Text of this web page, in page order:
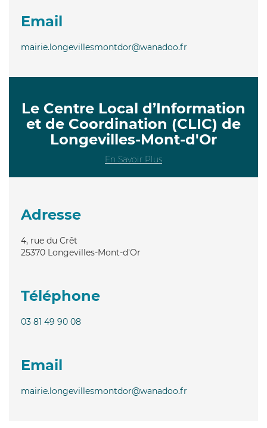
Email
mairie.longevillesmontdor@wanadoo.fr
Le Centre Local d’Information
et de Coordination (CLIC) de
Longevilles-Mont-d'Or
En Savoir Plus
Adresse
4, rue du Crêt
25370 Longevilles-Mont-d'Or
Téléphone
03 81 49 90 08
Email
mairie.longevillesmontdor@wanadoo.fr